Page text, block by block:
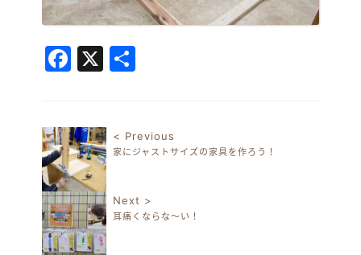
Facebook
X
投稿ナビゲーション
< Previous
家にジャストサイズの家具を作ろう！
Next >
耳痛くならな～い！